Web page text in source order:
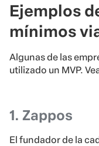
Ejemplos
mínimos
Algunas de las
utilizado un MVP.
1. Zappos
El fundador de la